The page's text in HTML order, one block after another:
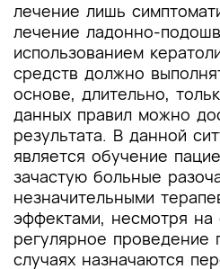
лечение лишь
лечение ладонно-
использованием
средств должно
основе, длительно,
данных правил можно
результата. В данной
является обучение
зачастую больные
незначительными
эффектами, несмотря
регулярное
случаях назначаются